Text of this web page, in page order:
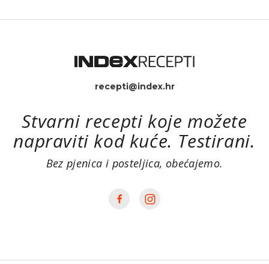
recepti@index.hr
Stvarni recepti koje možete
napraviti kod kuće. Testirani.
Bez pjenica i posteljica, obećajemo.